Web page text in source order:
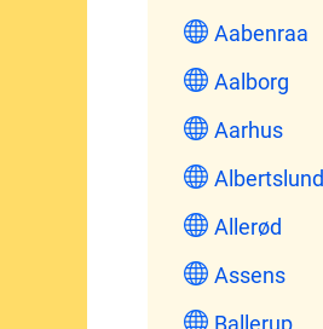
Aabenraa
Aalborg
Aarhus
Albertslund
Allerød
Assens
Ballerup